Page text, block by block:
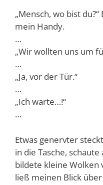
„Mensch, wo bist
mein Handy.
…
„Wir wollten uns um
…
„Ja, vor der Tür.“
…
„Ich warte…!“
…
Etwas genervter
in die Tasche,
bildete kleine Wolken
ließ meinen Blick